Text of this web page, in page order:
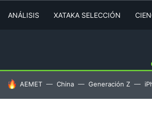
ANÁLISIS XATAKA SELECCIÓN
HOY SE HABLA DE
AEMET China Generación Z